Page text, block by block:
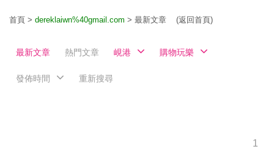
首頁 > dereklaiwn%40gmail.com > 最新文章 (返回首頁)
最新文章 熱門文章 峴港 購物玩樂
發佈時間 重新搜尋
1